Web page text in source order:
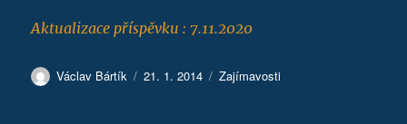
Aktualizace příspěvku : 7.11.2020
Autor:
Václav Bártík Publikováno:
21. 1. 2014 Rubriky:
Zajímavosti